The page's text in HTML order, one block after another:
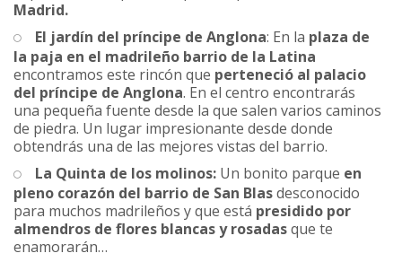
Madrid.
El jardín del príncipe de Anglona: En la plaza de
la paja en el madrileño barrio de la Latina
encontramos este rincón que perteneció al palacio
del príncipe de Anglona. En el centro encontrarás
una pequeña fuente desde la que salen varios caminos
de piedra. Un lugar impresionante desde donde
obtendrás una de las mejores vistas del barrio.
La Quinta de los molinos: Un bonito parque en
pleno corazón del barrio de San Blasdesconocido
para muchos madrileños y que está presidido por
almendros de flores blancas y rosadasque te
enamorarán…